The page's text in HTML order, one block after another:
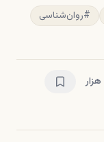
#روان‌شناسی